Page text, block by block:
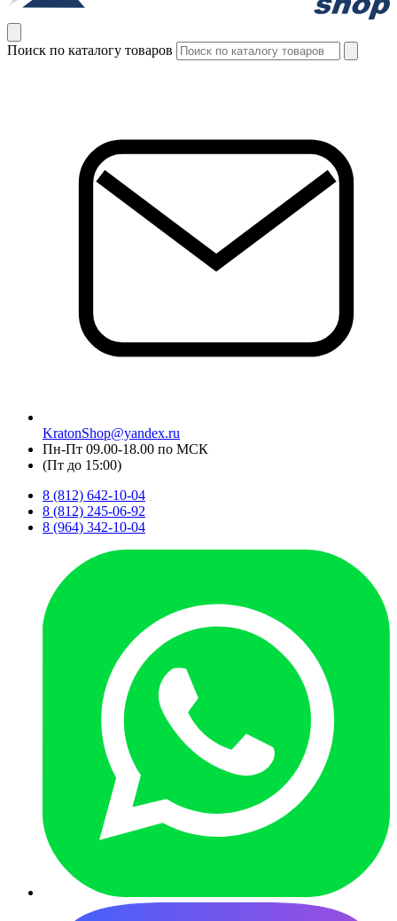
Поиск по каталогу товаров
KratonShop@yandex.ru
Пн-Пт 09.00-18.00 по МСК
(Пт до 15:00)
8 (812) 642-10-04
8 (812) 245-06-92
8 (964) 342-10-04